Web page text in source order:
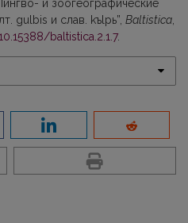
и зоогеографические
gulbis и слав. kъlpь”, Baltistica,
baltistica.2.1.7.